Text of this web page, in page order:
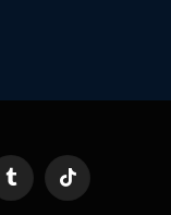
Tumblr TikTok